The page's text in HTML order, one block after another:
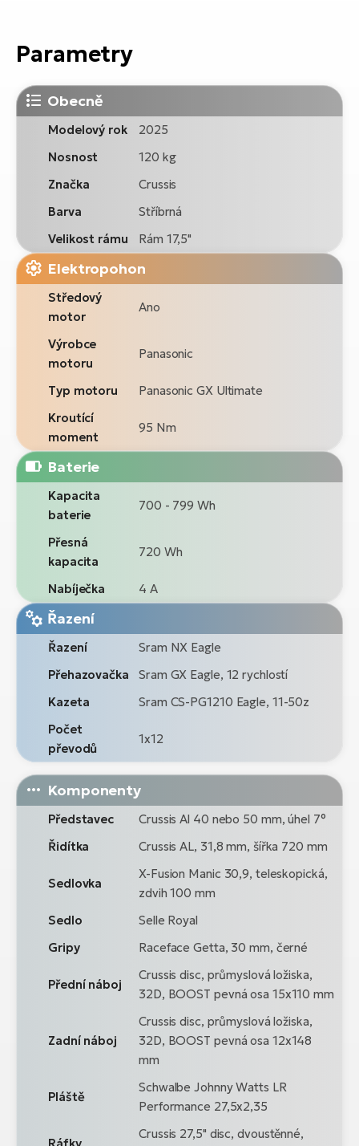
Parametry
Obecně
Modelový rok
2025
Nosnost
120 kg
Značka
Crussis
Barva
Stříbrná
Velikost rámu
Rám 17,5"
Elektropohon
Středový
motor
Ano
Výrobce
motoru
Panasonic
Typ motoru
Panasonic GX Ultimate
Kroutící
moment
95 Nm
Baterie
Kapacita
baterie
700 - 799 Wh
Přesná
kapacita
720 Wh
Nabíječka 4 A
Řazení
Řazení
Sram NX Eagle
Přehazovačka
Sram GX Eagle, 12 rychlostí
Kazeta
Sram CS-PG1210 Eagle, 11-50z
Počet
převodů
1x12
Komponenty
Představec
Crussis Al 40 nebo 50 mm, úhel 7°
Řidítka
Crussis AL, 31,8 mm, šířka 720 mm
Sedlovka
X-Fusion Manic 30,9, teleskopická,
zdvih 100 mm
Sedlo
Selle Royal
Gripy
Raceface Getta, 30 mm, černé
Přední náboj
Crussis disc, průmyslová ložiska,
32D, BOOST pevná osa 15x110 mm
Zadní náboj
Crussis disc, průmyslová ložiska,
32D, BOOST pevná osa 12x148
mm
Pláště
Schwalbe Johnny Watts LR
Performance 27,5x2,35
Crussis 27,5" disc, dvoustěnné,